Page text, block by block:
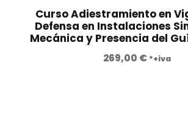
Curso Adiestramiento en
Defensa en Instalaciones
Mecánica y Presencia del
269,00 € *+iva